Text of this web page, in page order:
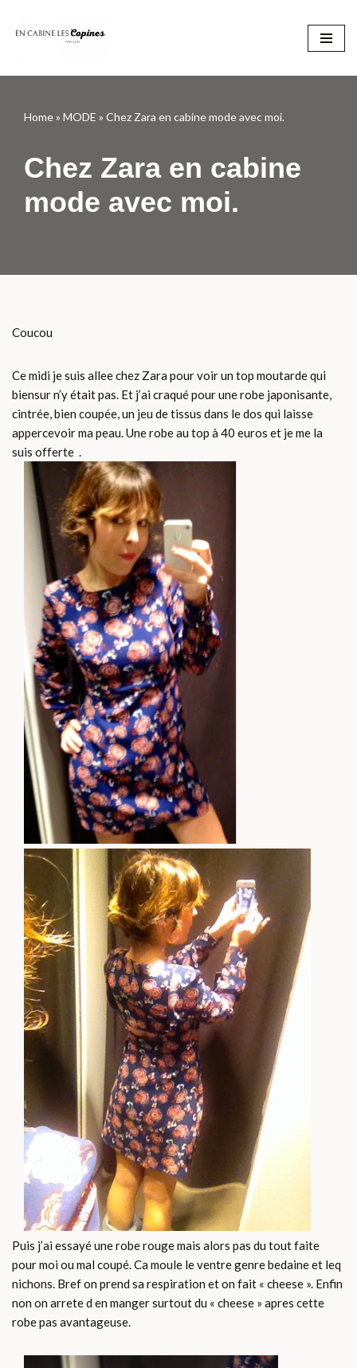
Home» MODE » Chez Zara en cabine mode avec moi.
Chez Zara en cabine
mode avec moi.
Coucou
Ce midi je suis allee chez Zara pour voir un top moutarde qui
biensur n’y était pas. Et j’ai craqué pour une robe japonisante,
cintrée, bien coupée, un jeu de tissus dans le dos qui laisse
appercevoir ma peau. Une robe au top à 40 euros et je me la
suis offerte .
Puis j’ai essayé une robe rouge mais alors pas du tout faite
pour moi ou mal coupé. Ca moule le ventre genre bedaine et leq
nichons. Bref on prend sa respiration et on fait « cheese ». Enfin
non on arrete d en manger surtout du « cheese » apres cette
robe pas avantageuse.